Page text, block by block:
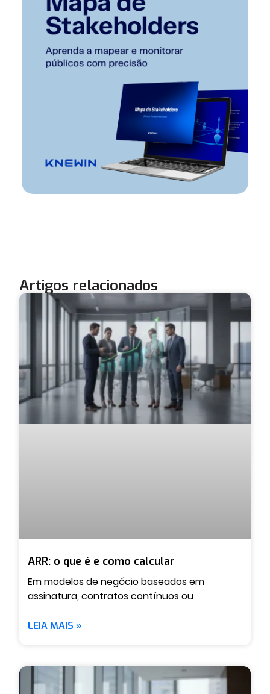
Artigos relacionados
ARR: o que é e como calcular
Em modelos de negócio baseados em
assinatura, contratos contínuos ou
LEIA MAIS »